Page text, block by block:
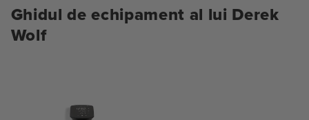
Ghidul de echipament al lui Derek
Wolf